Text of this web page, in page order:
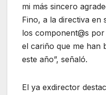
mi más sincero
Fino, a la directiva en
los component@s
el cariño que me han
este año”, señaló.
El ya exdirector